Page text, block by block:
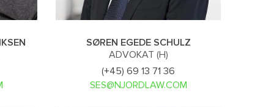
SØREN EGEDE SCHULZ
ADVOKAT (H)
(+45) 69 13 71 36
SES@NJORDLAW.COM